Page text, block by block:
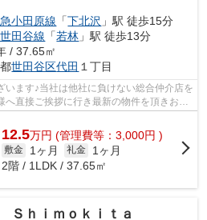
小田原線 「下北沢 」駅 徒歩15分
田谷線 「若林 」駅 徒歩13分
/ 37.65㎡
世田谷区代田 １丁目
います♪当社は他社に負けない総合仲介店を
へ直接ご挨拶に行き最新の物件を頂きお客
は...
12.5万円 (管理費等：3,000円 )
敷金 1ヶ月 礼金
1ヶ月
2階 / 1LDK / 37.65㎡
Ｓｈｉｍｏｋｉｔａ